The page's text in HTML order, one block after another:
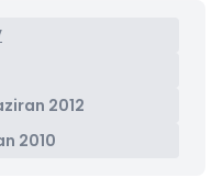
2012
2010